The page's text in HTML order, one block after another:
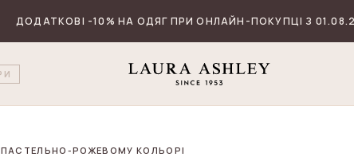
ДОДАТКОВІ -10% НА ОДЯГ ПРИ ОНЛАЙН-ПОКУПЦІ З
РОЖЕВОМУ КОЛЬОРІ